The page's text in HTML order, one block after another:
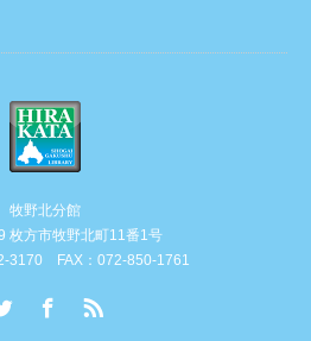
牧野北分館
枚方市牧野北町11番1号
3170 FAX：072-850-1761